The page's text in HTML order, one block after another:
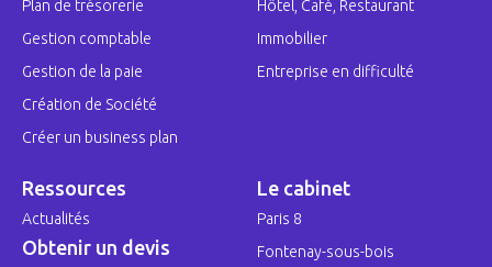
Plan de trésorerie
Gestion comptable
Gestion de la paie
Création de Société
Créer un business plan
Hôtel, Café, Restaurant
Immobilier
Entreprise en difficulté
Ressources
Actualités
Obtenir un devis
Le cabinet
Paris 8
Fontenay-sous-bois